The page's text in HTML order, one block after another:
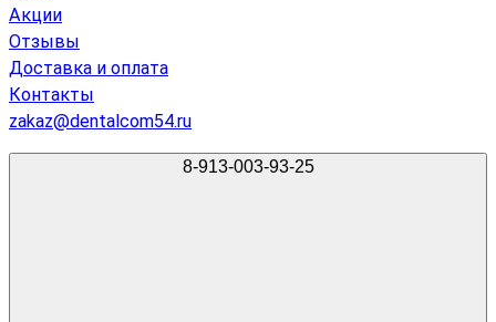
Акции
Отзывы
Доставка и оплата
Контакты
zakaz@dentalcom54.ru
8-913-003-93-25